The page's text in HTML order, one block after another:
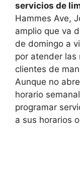
servicios de
Hammes Ave,
amplio que va
de domingo a
por atender las
clientes de
Aunque no
horario
programar
a sus horarios